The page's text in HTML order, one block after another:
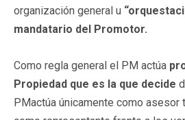
organización general u
mandatario del Promotor.
Como regla general el PM actúa
Propiedad que es la que decide
PMactúa únicamente como